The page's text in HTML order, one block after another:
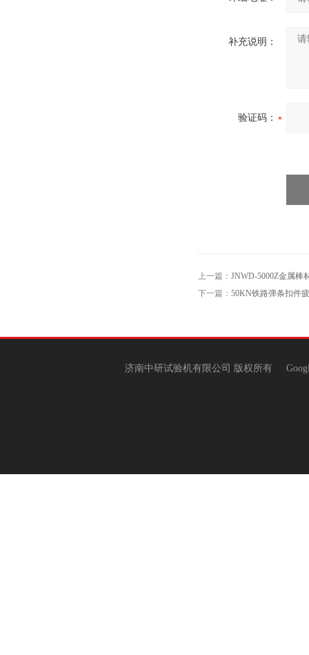
补充说明：
验证码：
上一篇： JNWD-5000Z金属棒
下一篇： 50KN铁路弹条扣件
济南中研试验机有限公司 版权所有